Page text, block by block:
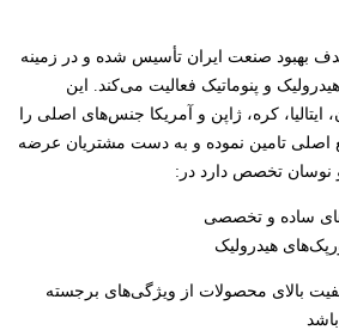
بهبود صنعت ایران تأسیس شده و در زمینه
و پنوماتیک فعالیت می‌کند. این
کره، ژاپن و آمریکا جنس‌های اصلی را
اصلی تامین نموده و به دست مشتریان عرضه
نوسان تخصص دارد در:
ساده و تخصصی
هیدرولیک
بالای محصولات از ویژگی‌های برجسته